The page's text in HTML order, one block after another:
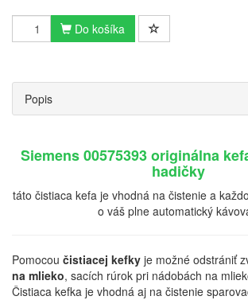
Do košíka
Popis
Siemens 00575393 originálna
hadičky
táto čistiaca kefa je vhodná na čistenie a
o váš plne automatický
Pomocou čistiacej kefky je možné odstrániť
na mlieko, sacích rúrok pri nádobách na
Čistiaca kefka je vhodná aj na čistenie